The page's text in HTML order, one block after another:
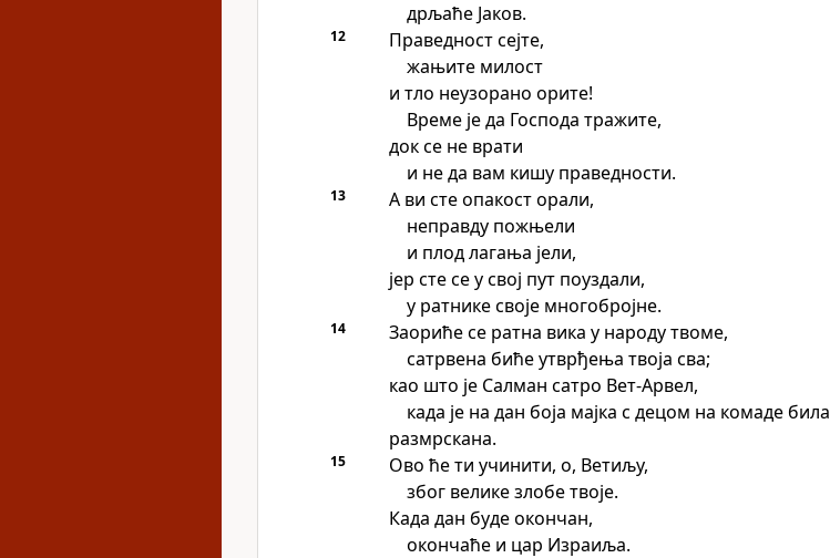
дрљаће Јаков.
12
Праведност сејте,
жањите милост
и тло неузорано орите!
Време је да Господа тражите,
док се не врати
и не да вам кишу праведности.
13
А ви сте опакост орали,
неправду пожњели
и плод лагања јели,
јер сте се у свој пут поуздали,
у ратнике своје многобројне.
14
Заориће се ратна вика у народу твоме,
сатрвена биће утврђења твоја сва;
као што је Салман сатро Вет-Арвел,
када је на дан боја мајка с децом на комаде била
размрскана.
15
Ово ће ти учинити, о, Ветиљу,
због велике злобе твоје.
Када дан буде окончан,
окончаће и цар Израиља.